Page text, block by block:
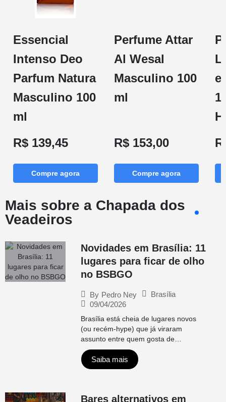
Essencial
Intenso Deo
Parfum Natura
Masculino 100
ml
R$ 139,45
Compre agora
Perfume Attar
Al Wesal
Masculino 100
ml
R$ 153,00
Compre agora
Mais sobre a Chapada dos
Veadeiros
Novidades em Brasília: 11
lugares para ficar de olho
no BSBGO
By Pedro Ney
Brasília
09/04/2026
Brasília está cheia de lugares novos
(ou recém-hype) que já viraram
assunto entre quem gosta de…
Saiba mais
Bares alternativos em